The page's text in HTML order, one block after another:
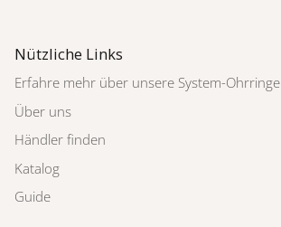
Nützliche Links
Erfahre mehr über unsere System-Ohrringe
Über uns
Händler finden
Katalog
Guide